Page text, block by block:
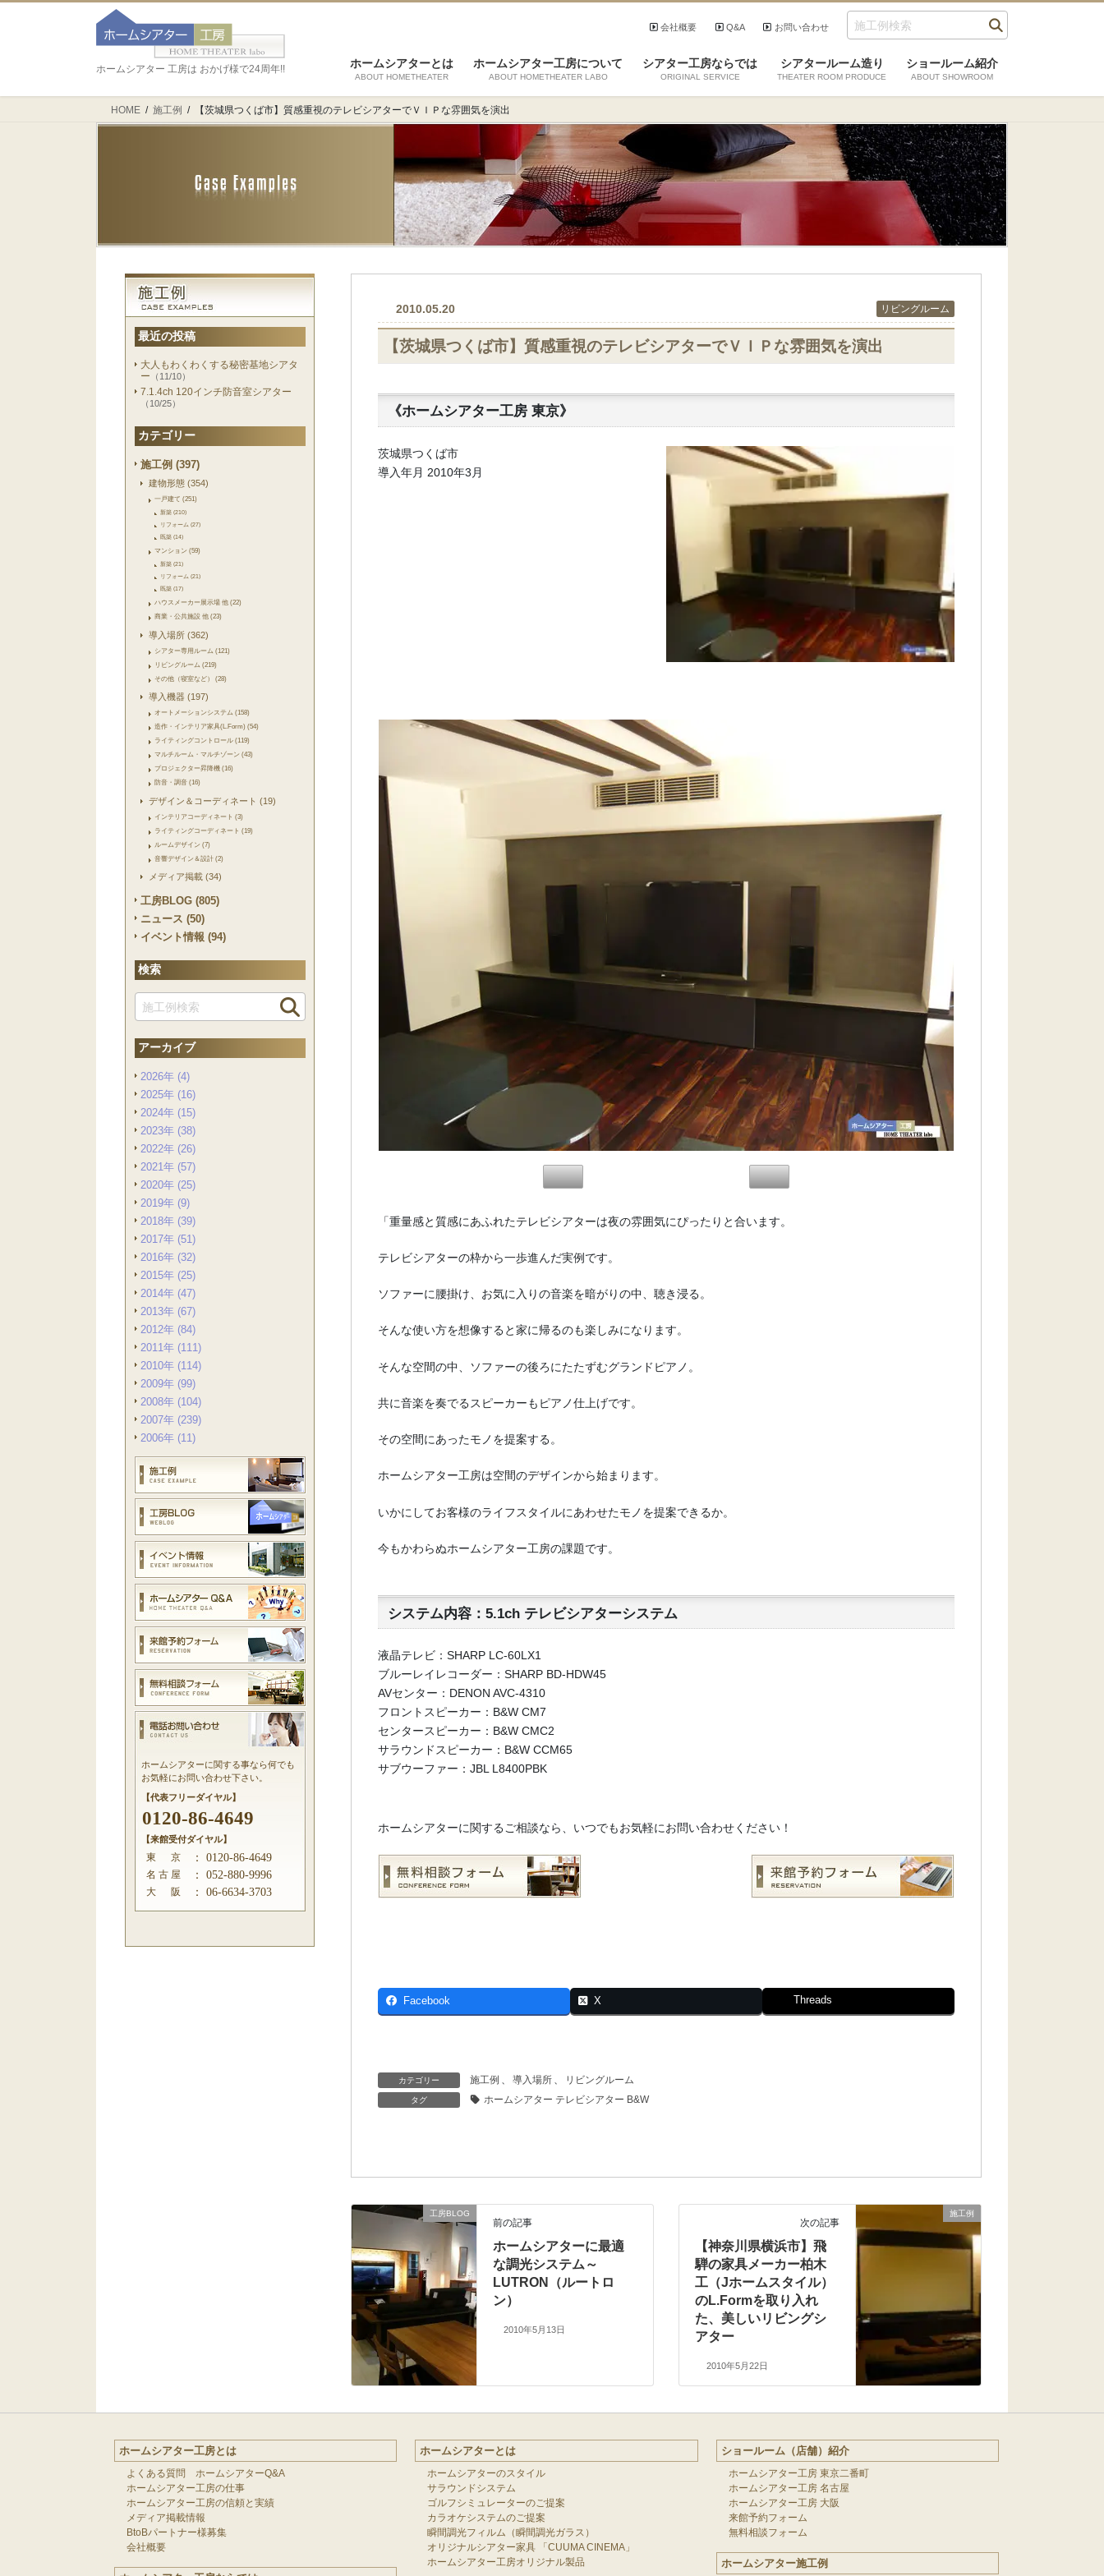
お問い合わせ
Q&A
会社概要
ホームシアター 工房は おかげ様で24周年!! ホームシアターとは
ABOUT HOMETHEATER
ホームシアター工房について
ABOUT HOMETHEATER LABO
シアター工房ならでは
ORIGINAL SERVICE
シアタールーム造り
THEATER ROOM PRODUCE
ショールーム紹介
ABOUT SHOWROOM
HOME 施工例 【茨城県つくば市】質感重視のテレビシアターでＶＩＰな雰囲気を演出
最近の投稿
大人もわくわくする秘密基地シアタ
ー （11/10）
7.1.4ch 120インチ防音室シアター
（10/25）
カテゴリー
施工例 (397)
建物形態 (354)
一戸建て (251)
新築 (210)
リフォーム (27)
既築 (14)
マンション (59)
新築 (21)
リフォーム (21)
既築 (17)
ハウスメーカー展示場 他 (22)
商業・公共施設 他 (23)
導入場所 (362)
シアター専用ルーム (121)
リビングルーム (219)
その他（寝室など） (28)
導入機器 (197)
オートメーションシステム (158)
造作・インテリア家具(L.Form) (54)
ライティングコントロール (119)
マルチルーム・マルチゾーン (43)
プロジェクター昇降機 (16)
防音・調音 (16)
デザイン＆コーディネート (19)
インテリアコーディネート (3)
ライティングコーディネート (19)
ルームデザイン (7)
音響デザイン＆設計 (2)
メディア掲載 (34)
工房BLOG (805)
ニュース (50)
イベント情報 (94)
検索
アーカイブ
2026年 (4)
2025年 (16)
2024年 (15)
2023年 (38)
2022年 (26)
2021年 (57)
2020年 (25)
2019年 (9)
2018年 (39)
2017年 (51)
2016年 (32)
2015年 (25)
2014年 (47)
2013年 (67)
2012年 (84)
2011年 (111)
2010年 (114)
2009年 (99)
2008年 (104)
2007年 (239)
2006年 (11)
ホームシアターに関する事なら何でも
お気軽にお問い合わせ下さい。
【代表フリーダイヤル】
0120-86-4649
【来館受付ダイヤル】
東 京 ： 0120-86-4649
名 古 屋 ： 052-880-9996
大 阪 ： 06-6634-3703
2010.05.20 リビングルーム
【茨城県つくば市】質感重視のテレビシアターでＶＩＰな雰囲気を演出
《ホームシアター工房 東京》
茨城県つくば市
導入年月 2010年3月
「重量感と質感にあふれたテレビシアターは夜の雰囲気にぴったりと合います。
テレビシアターの枠から一歩進んだ実例です。
ソファーに腰掛け、お気に入りの音楽を暗がりの中、聴き浸る。
そんな使い方を想像すると家に帰るのも楽しみになります。
そんな空間の中、ソファーの後ろにたたずむグランドピアノ。
共に音楽を奏でるスピーカーもピアノ仕上げです。
その空間にあったモノを提案する。
ホームシアター工房は空間のデザインから始まります。
いかにしてお客様のライフスタイルにあわせたモノを提案できるか。
今もかわらぬホームシアター工房の課題です。
システム内容：5.1ch テレビシアターシステム
液晶テレビ：SHARP LC-60LX1
ブルーレイレコーダー：SHARP BD-HDW45
AVセンター：DENON AVC-4310
フロントスピーカー：B&W CM7
センタースピーカー：B&W CMC2
サラウンドスピーカー：B&W CCM65
サブウーファー：JBL L8400PBK
ホームシアターに関するご相談なら、いつでもお気軽にお問い合わせください！
Facebook X Threads
カテゴリー 施工例 導入場所 リビングルーム
タグ ホームシアター テレビシアター B&W
工房BLOG
前の記事
ホームシアターに最適
な調光システム～
LUTRON（ルートロ
ン）
2010年5月13日
施工例
次の記事
【神奈川県横浜市】飛
騨の家具メーカー柏木
工（Jホームスタイル）
のL.Formを取り入れ
た、美しいリビングシ
アター
2010年5月22日
ホームシアター工房とは
よくある質問 ホームシアターQ&A
ホームシアター工房の仕事
ホームシアター工房の信頼と実績
メディア掲載情報
BtoBパートナー様募集
会社概要
ホームシアターとは
ホームシアターのスタイル
サラウンドシステム
ゴルフシミュレーターのご提案
カラオケシステムのご提案
瞬間調光フィルム（瞬間調光ガラス）
オリジナルシアター家具 「CUUMA CINEMA」
ホームシアター工房オリジナル製品
ショールーム（店舗）紹介
ホームシアター工房 東京二番町
ホームシアター工房 名古屋
ホームシアター工房 大阪
来館予約フォーム
無料相談フォーム
ホームシアター施工例